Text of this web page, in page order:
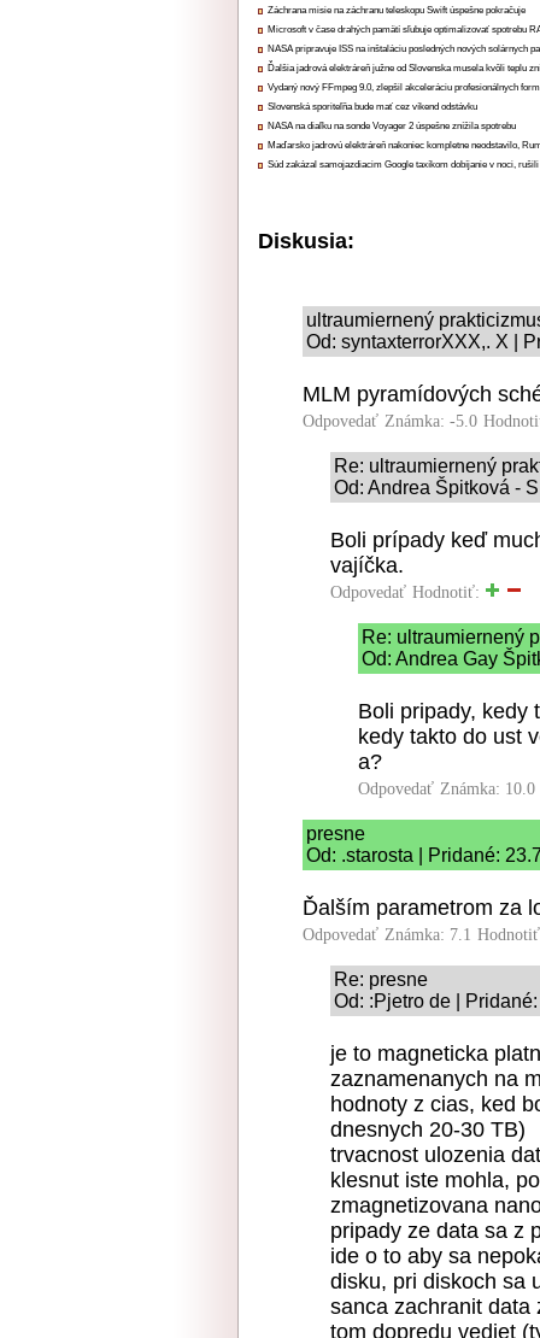
Záchrana misie na záchranu teleskopu Swift úspešne pokračuje
Microsoft v čase drahých pamätí sľubuje optimalizovať spotrebu
NASA pripravuje ISS na inštaláciu posledných nových solárnych
Ďalšia jadrová elektráreň južne od Slovenska musela kvôli teplu
Vydaný nový FFmpeg 9.0, zlepšil akceleráciu profesionálnych
Slovenská sporiteľňa bude mať cez víkend odstávku
NASA na diaľku na sonde Voyager 2 úspešne znížila spotrebu
Maďarsko jadrovú elektráreň nakoniec kompletne neodstavilo,
Súd zakázal samojazdiacim Google taxíkom dobíjanie v noci,
Diskusia:
ultraumiernený
Od: syntaxterrorXXX,. X |
MLM pyramídových
Odpovedať Známka: -5.0
Re: ultraumiernený
Od: Andrea Špitková -
Boli prípady keď
vajíčka.
Odpovedať Hodnotiť:
Re: ultraumiernený
Od: Andrea Gay
Boli pripady, kedy
kedy takto do ust
a?
Odpovedať Známka: 10.0
presne
Od: .starosta | Pridané:
Ďalším parametrom za
Odpovedať Známka: 7.1
Re: presne
Od: :Pjetro de |
je to magneticka
zaznamenanych na
hodnoty z cias, ked
dnesnych 20-30 TB)
trvacnost ulozenia
klesnut iste mohla,
zmagnetizovana
pripady ze data sa z
ide o to aby sa
disku, pri diskoch sa
sanca zachranit data
tom dopredu vediet